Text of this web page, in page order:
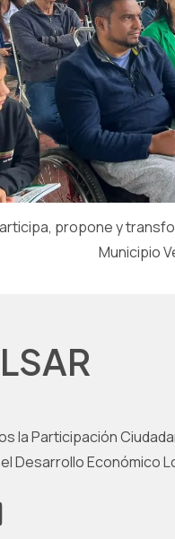
propone y
Municipio
la Participación
Desarrollo Económico